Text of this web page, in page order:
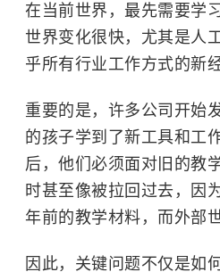
在当前世界，最先需要学
世界变化很快，尤其是人
乎所有行业工作方式的新经
重要的是，许多公司开始
的孩子学到了新工具和工
后，他们必须面对旧的教
时甚至像被拉回过去，因
年前的教学材料，而外部
因此，关键问题不仅是如